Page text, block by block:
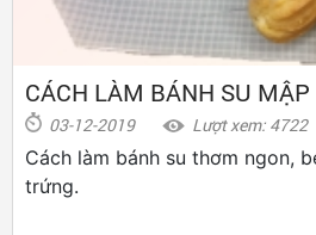
CÁCH LÀM BÁNH SU MẬP
03-12-2019 Lượt xem: 4722
Cách làm bánh su thơm ngon,
trứng.